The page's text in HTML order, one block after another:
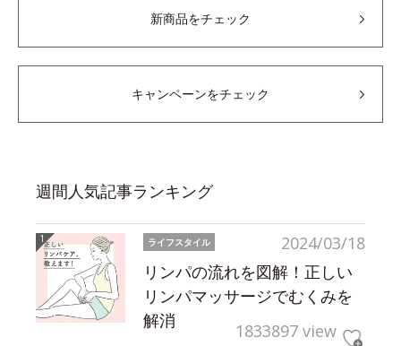
新商品をチェック
キャンペーンをチェック
週間人気記事ランキング
2024/03/18
ライフスタイル
リンパの流れを図解！正しい
リンパマッサージでむくみを
解消
1833897 view